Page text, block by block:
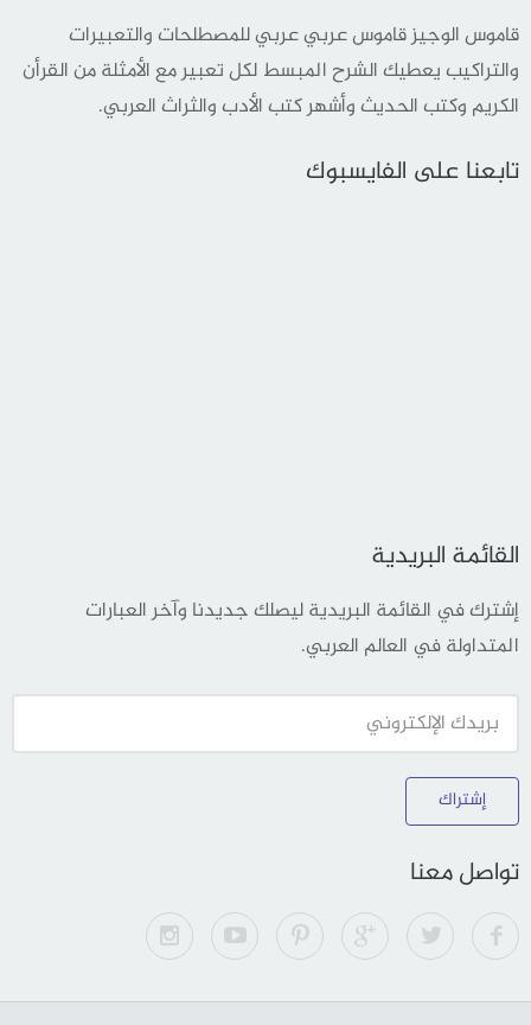
قاموس الوجيز قاموس عربي عربي للمصطلحات والتعبيرات
والتراكيب يعطيك الشرح المبسط لكل تعبير مع الأمثلة من القرأن
الكريم وكتب الحديث وأشهر كتب الأدب والثراث العربي.
تابعنا على الفايسبوك
القائمة البريدية
إشترك في القائمة البريدية ليصلك جديدنا وآخر العبارات
المتداولة في العالم العربي.
إشتراك
تواصل معنا